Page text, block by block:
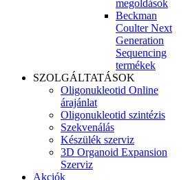
megoldások
Beckman
Coulter Next
Generation
Sequencing
termékek
SZOLGÁLTATÁSOK
Oligonukleotid Online
árajánlat
Oligonukleotid szintézis
Szekvenálás
Készülék szerviz
3D Organoid Expansion
Szerviz
Akciók